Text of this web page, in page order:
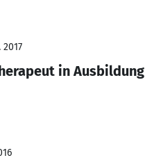
in Ausbildung